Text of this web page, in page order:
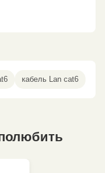
кабель Lan cat6